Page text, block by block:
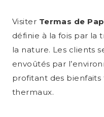
Visiter Termas de
définie à la fois par la
la nature. Les clients
envoûtés par
profitant des bienfaits
thermaux.